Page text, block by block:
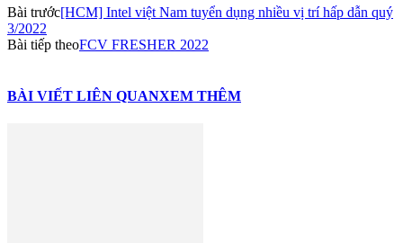
Bài trước[HCM] Intel việt Nam tuyển dụng nhiều vị trí hấp dẫn quý
3/2022
Bài tiếp theoFCV FRESHER 2022
BÀI VIẾT LIÊN QUANXEM THÊM